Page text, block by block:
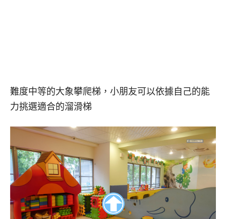
難度中等的大象攀爬梯，小朋友可以依據自己的能
力挑選適合的溜滑梯